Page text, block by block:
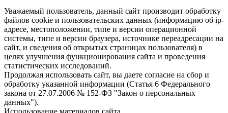
Уважаемый пользователь, данный сайт производит обработку
файлов cookie и пользовательских данных (информацию об ip-
адресе, местоположении, типе и версии операционной
системы, типе и версии браузера, источнике переадресации на
сайт, и сведения об открытых страницах пользователя) в
целях улучшения функционирования сайта и проведения
статистических исследований.
Продолжая использовать сайт, вы даете согласие на сбор и
обработку указанной информации (Статья 6 Федерального
закона от 27.07.2006 № 152-ФЗ "Закон о персональных
данных").
Использование материалов сайта